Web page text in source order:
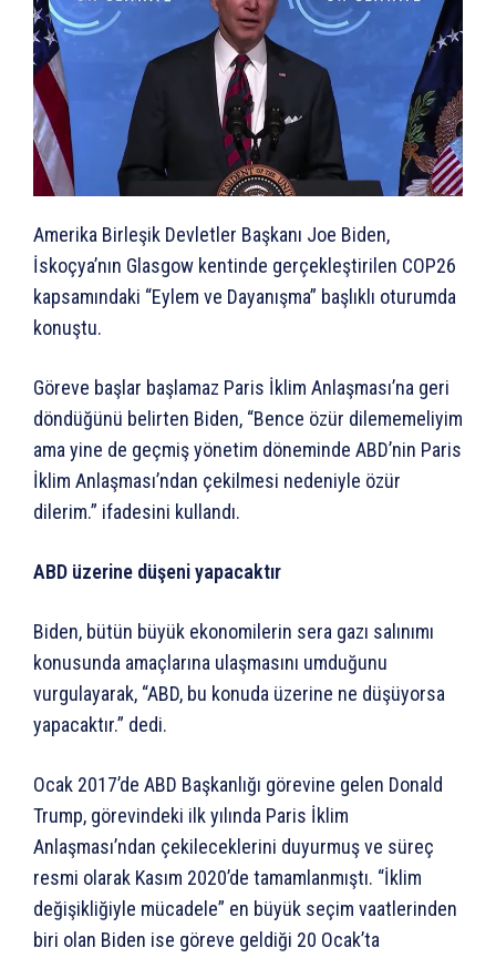
Amerika Birleşik Devletler Başkanı Joe Biden,
İskoçya’nın Glasgow kentinde gerçekleştirilen COP26
kapsamındaki “Eylem ve Dayanışma” başlıklı oturumda
konuştu.
Göreve başlar başlamaz Paris İklim Anlaşması’na geri
döndüğünü belirten Biden, “Bence özür dilememeliyim
ama yine de geçmiş yönetim döneminde ABD’nin Paris
İklim Anlaşması’ndan çekilmesi nedeniyle özür
dilerim.” ifadesini kullandı.
ABD üzerine düşeni yapacaktır
Biden, bütün büyük ekonomilerin sera gazı salınımı
konusunda amaçlarına ulaşmasını umduğunu
vurgulayarak, “ABD, bu konuda üzerine ne düşüyorsa
yapacaktır.” dedi.
Ocak 2017’de ABD Başkanlığı görevine gelen Donald
Trump, görevindeki ilk yılında Paris İklim
Anlaşması’ndan çekileceklerini duyurmuş ve süreç
resmi olarak Kasım 2020’de tamamlanmıştı. “İklim
değişikliğiyle mücadele” en büyük seçim vaatlerinden
biri olan Biden ise göreve geldiği 20 Ocak’ta